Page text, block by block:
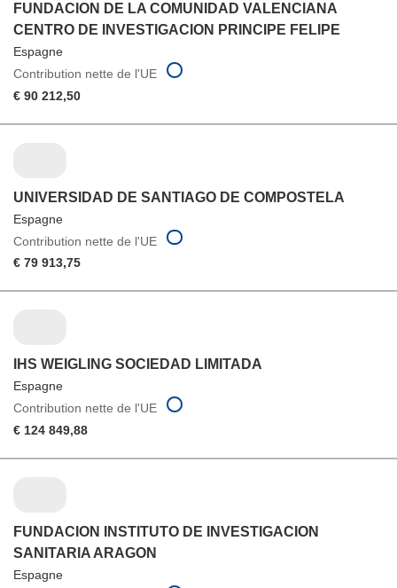
FUNDACION DE LA COMUNIDAD VALENCIANA
CENTRO DE INVESTIGACION PRINCIPE FELIPE
Espagne
Contribution nette de l'UE
€ 90 212,50
UNIVERSIDAD DE SANTIAGO DE COMPOSTELA
Espagne
Contribution nette de l'UE
€ 79 913,75
IHS WEIGLING SOCIEDAD LIMITADA
Espagne
Contribution nette de l'UE
€ 124 849,88
FUNDACION INSTITUTO DE INVESTIGACION
SANITARIA ARAGON
Espagne